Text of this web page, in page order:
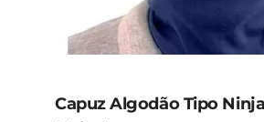
Capuz Algodão Tipo